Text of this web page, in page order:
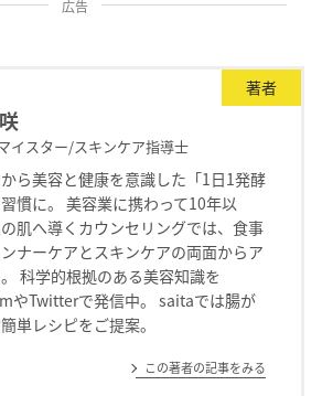
広告
著者
イスター/スキンケア指導士
ら美容と健康を意識した「1日1発酵
慣に。 美容業に携わって10年以
の肌へ導くカウンセリングでは、食事
ナーケアとスキンケアの両面からア
科学的根拠のある美容知識を
やTwitterで発信中。 saitaでは腸が
単レシピをご提案。
この著者の記事をみる